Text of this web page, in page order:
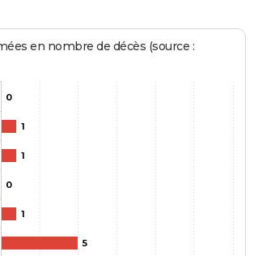
en nombre de décès (source :
0
1
1
0
1
5